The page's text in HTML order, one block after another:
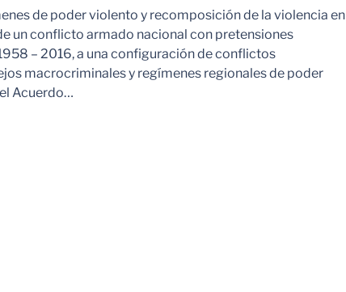
de poder violento y recomposición de la violencia en
un conflicto armado nacional con pretensiones
– 2016, a una configuración de conflictos
macrocriminales y regímenes regionales de poder
Acuerdo…